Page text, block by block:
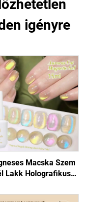
igényre
Macska Szem
Lakk Holografikus